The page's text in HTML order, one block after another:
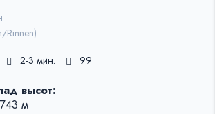
Rinnen)
2-3 мин. 99
высот:
м